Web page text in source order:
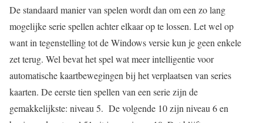
De standaard manier van spelen wordt dan om een zo lang
mogelijke serie spellen achter elkaar op te lossen. Let wel op
want in tegenstelling tot de Windows versie kun je geen enkele
zet terug. Wel bevat het spel wat meer intelligentie voor
automatische kaartbewegingen bij het verplaatsen van series
kaarten. De eerste tien spellen van een serie zijn de
gemakkelijkste: niveau 5. De volgende 10 zijn niveau 6 en